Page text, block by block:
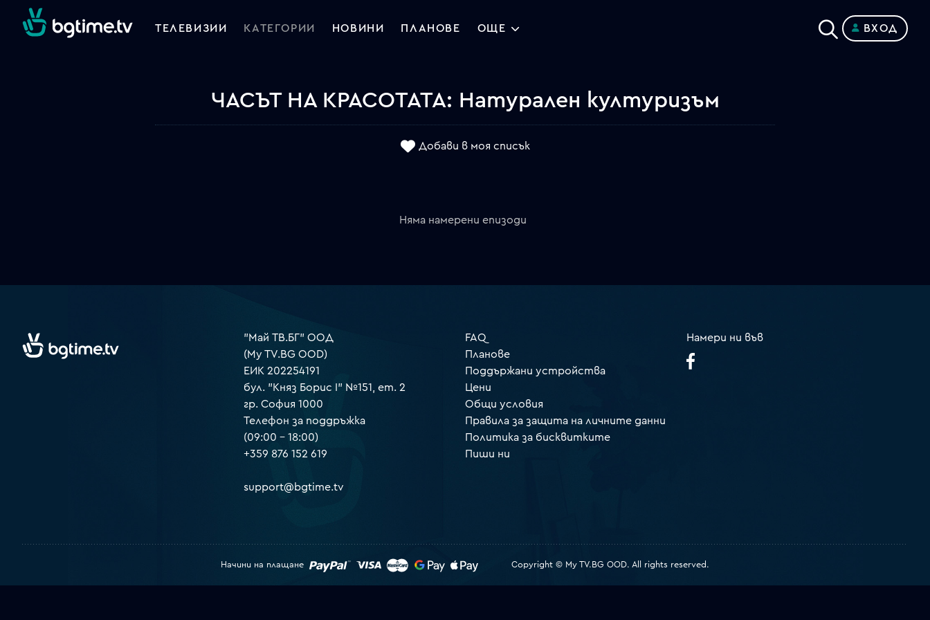
ТЕЛЕВИЗИИ КАТЕГОРИИ НОВИНИ ПЛАНОВЕ ОЩЕ ВХОД
ЧАСЪТ НА КРАСОТАТА: Натурален културизъм
Добави в моя списък
Няма намерени епизоди
"Май ТВ.БГ" ООД
(My TV.BG OOD)
ЕИК 202254191
бул. "Княз Борис I" №151, ет. 2
гр. София 1000
Телефон за поддръжка
(09:00 – 18:00)
+359 876 152 619
support@bgtime.tv
FAQ
Планове
Поддържани устройства
Цени
Общи условия
Правила за защита на личните данни
Политика за бисквитките
Пиши ни
Намери ни във
Начини на плащане Copyright © My TV.BG OOD. All rights reserved.